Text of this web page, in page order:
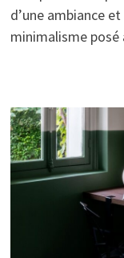
d’une ambiance
minimalisme